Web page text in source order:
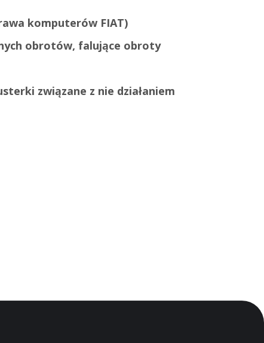
komputerów FIAT)
obrotów, falujące obroty
związane z nie działaniem